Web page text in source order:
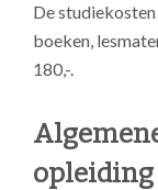
De
boeken,
180,-.
opleiding